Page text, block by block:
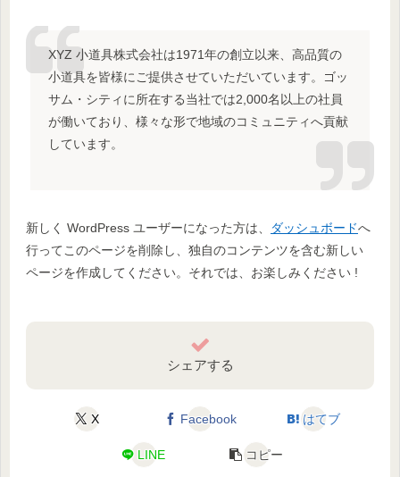
XYZ 小道具株式会社は1971年の創立以来、高品質の
小道具を皆様にご提供させていただいています。ゴッ
サム・シティに所在する当社では2,000名以上の社員
が働いており、様々な形で地域のコミュニティへ貢献
しています。
新しく WordPress ユーザーになった方は、 ダッシュボードへ
行ってこのページを削除し、独自のコンテンツを含む新しい
ページを作成してください。それでは、お楽しみください !
シェアする
X Facebook はてブ
LINE コピー